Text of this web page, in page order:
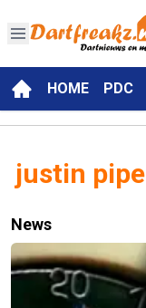
HOME PDC
justin pipe
News